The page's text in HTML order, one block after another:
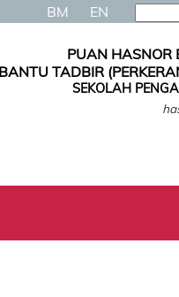
BM EN
PUAN HASNOR
TADBIR
SEKOLAH